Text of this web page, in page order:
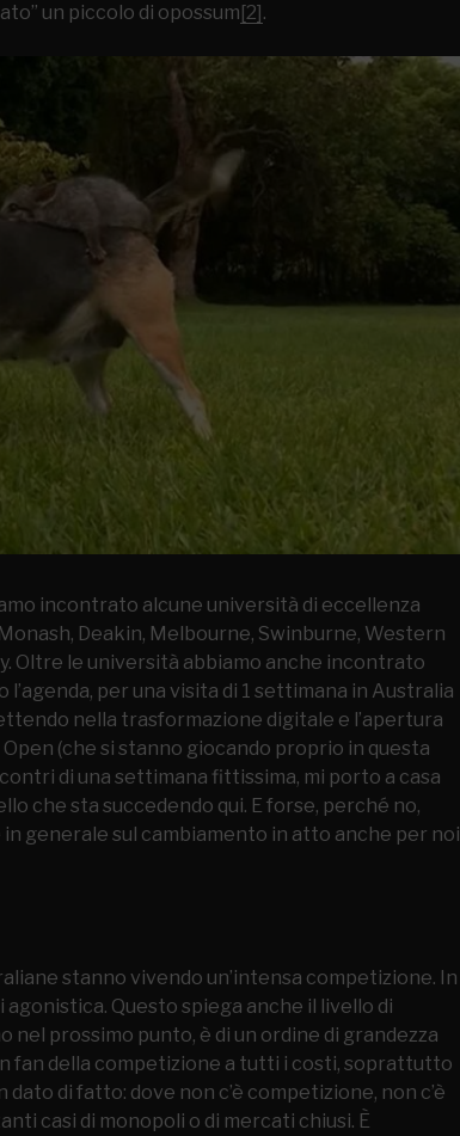
un piccolo di opossum [2] .
incontrato alcune università di eccellenza
Deakin, Melbourne, Swinburne, Western
Oltre le università abbiamo anche incontrato
per una visita di 1 settimana in Australia
nella trasformazione digitale e l’apertura
(che si stanno giocando proprio in questa
di una settimana fittissima, mi porto a casa
che sta succedendo qui. E forse, perché no,
generale sul cambiamento in atto anche per noi
stanno vivendo un’intensa competizione. In
Questo spiega anche il livello di
prossimo punto, è di un ordine di grandezza
fan della competizione a tutti i costi, soprattutto
di fatto: dove non c’è competizione, non c’è
casi di monopoli o di mercati chiusi. È